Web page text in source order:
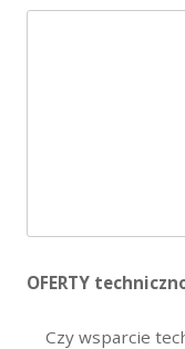
OFERTY
Czy wsparcie